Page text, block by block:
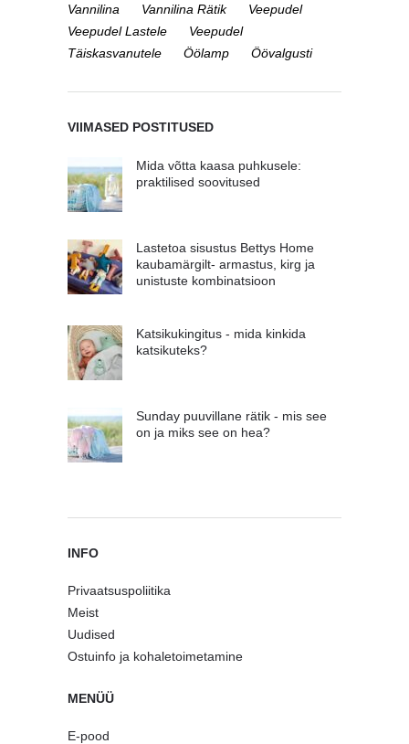
Vannilina
Vannilina Rätik
Veepudel
Veepudel Lastele
Veepudel
Täiskasvanutele
Öölamp Öövalgusti
VIIMASED POSTITUSED
Mida võtta kaasa puhkusele:
praktilised soovitused
Lastetoa sisustus Bettys Home
kaubamärgilt- armastus, kirg ja
unistuste kombinatsioon
Katsikukingitus - mida kinkida
katsikuteks?
Sunday puuvillane rätik - mis see
on ja miks see on hea?
INFO
Privaatsuspoliitika
Meist
Uudised
Ostuinfo ja kohaletoimetamine
MENÜÜ
E-pood